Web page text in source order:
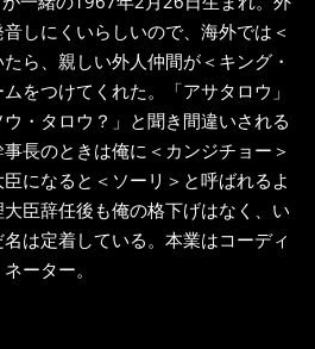
しにくいらしいので、海外では＜
ら、親しい外人仲間が＜キング・
をつけてくれた。「アサタロウ」
・タロウ？」と聞き間違いされる
長のときは俺に＜カンジチョー＞
になると＜ソーリ＞と呼ばれるよ
臣辞任後も俺の格下げはなく、い
は定着している。本業はコーディ
ネーター。